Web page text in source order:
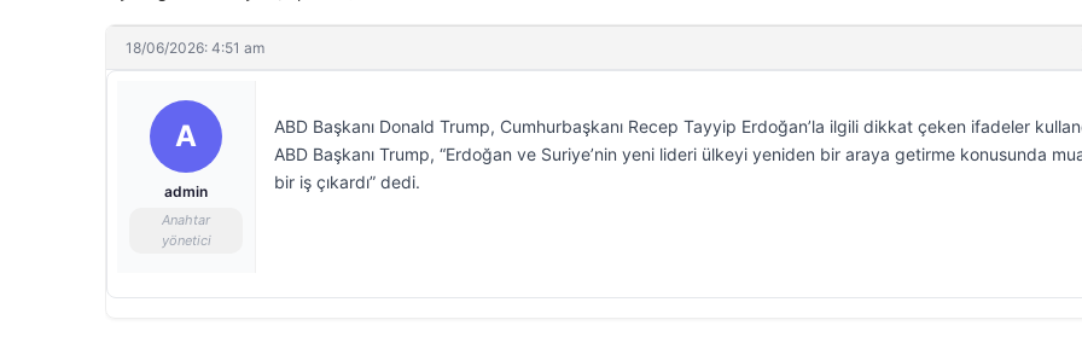
18/06/2026: 4:51 am
A
admin
Anahtar
yönetici
ABD Başkanı Donald Trump, Cumhurbaşkanı Recep Tayyip Erdoğan’la ilgili dikkat çeken ifadeler
ABD Başkanı Trump, “Erdoğan ve Suriye’nin yeni lideri ülkeyi yeniden bir araya getirme konusunda
bir iş çıkardı” dedi.